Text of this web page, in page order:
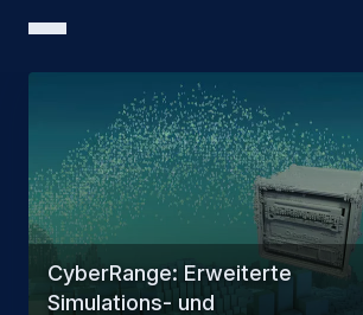
CyberRange: Erweiterte
Simulations- und